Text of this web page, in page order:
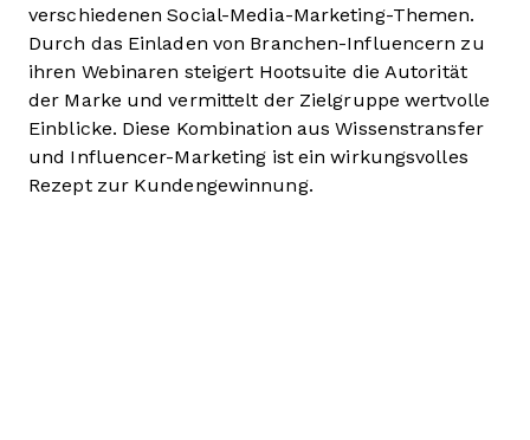
verschiedenen Social-Media-Marketing-Themen.
Durch das Einladen von Branchen-Influencern zu
ihren Webinaren steigert Hootsuite die Autorität
der Marke und vermittelt der Zielgruppe wertvolle
Einblicke. Diese Kombination aus Wissenstransfer
und Influencer-Marketing ist ein wirkungsvolles
Rezept zur Kundengewinnung.